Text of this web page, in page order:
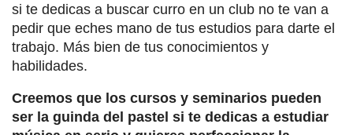
si te dedicas a buscar curro en un club no te van a
pedir que eches mano de tus estudios para darte el
trabajo. Más bien de tus conocimientos y
habilidades.
Creemos que los cursos y seminarios pueden
ser la guinda del pastel si te dedicas a estudiar